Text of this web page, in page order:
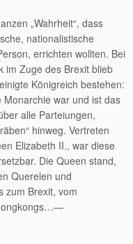
„Wahrheit“, dass
nationalistische
errichten wollten. Bei
im Zuge des Brexit blieb
Königreich bestehen:
war und ist das
alle Parteiungen,
hinweg. Vertreten
Elizabeth II., war diese
Die Queen stand,
Querelen und
zum Brexit, vom